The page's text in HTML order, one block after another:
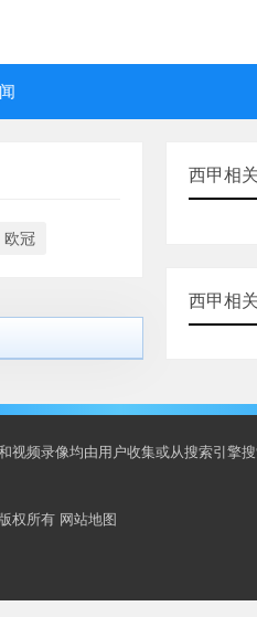
欧冠
西甲相
西甲相
频录像均由用户收集或从搜索引擎
权所有 网站地图